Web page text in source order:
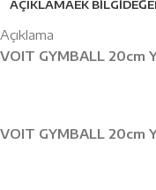
AÇIKLAMAEK BILGI
Açıklama
VOIT GYMBALL 20cm
VOIT GYMBALL 20cm